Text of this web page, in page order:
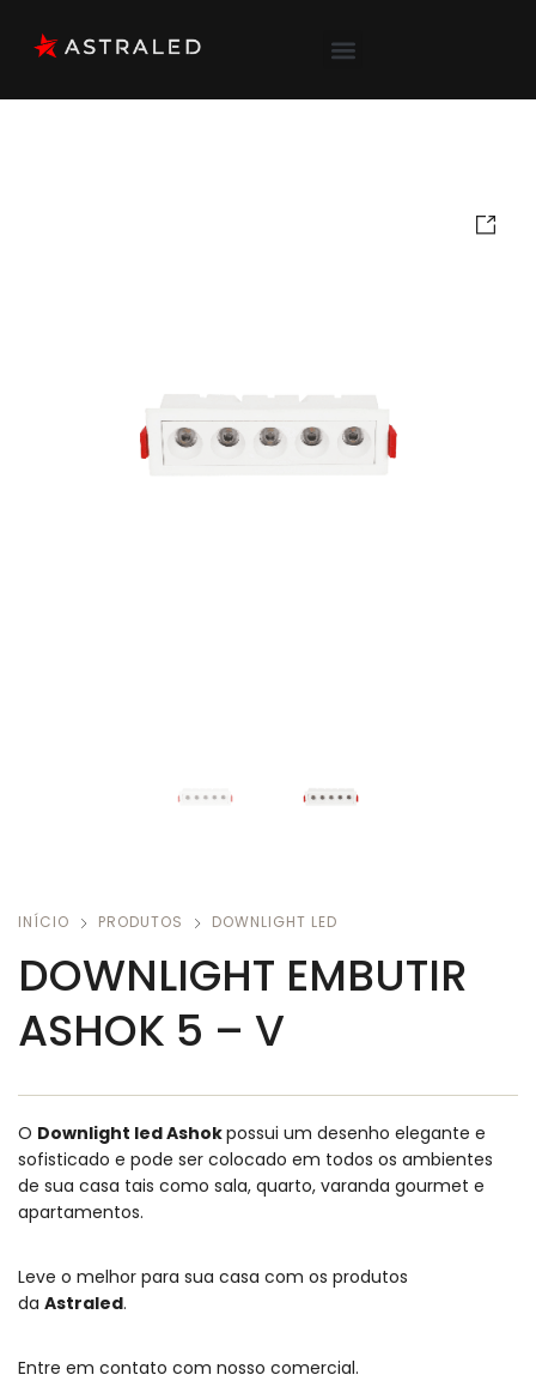
INÍCIO PRODUTOS DOWNLIGHT LED
DOWNLIGHT EMBUTIR
ASHOK 5 – V
O Downlight led Ashokpossui um desenho elegante e
sofisticado e pode ser colocado em todos os ambientes
de sua casa tais como sala, quarto, varanda gourmet e
apartamentos.
Leve o melhor para sua casa com os produtos
da Astraled.
Entre em contato com nosso comercial.